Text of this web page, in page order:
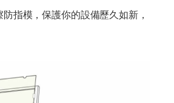
指模，保護你的設備歷久如新，